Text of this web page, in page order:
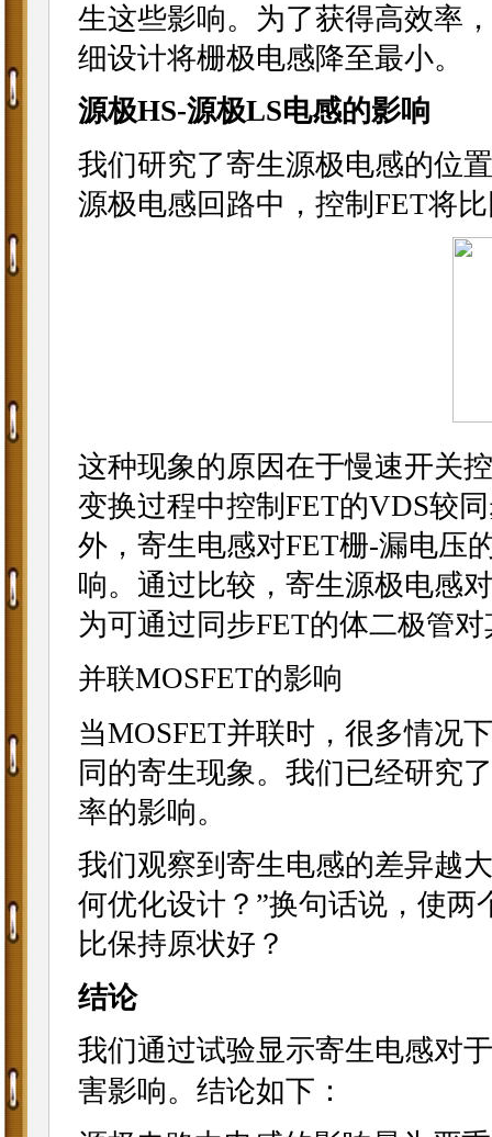
生这些影响。为了获得高效率
细设计将栅极电感降至最小。
源极HS-源极LS电感的影响
我们研究了寄生源极电感的位
源极电感回路中，控制FET将
这种现象的原因在于慢速开关
变换过程中控制FET的VDS较
外，寄生电感对FET栅-漏电压
响。通过比较，寄生源极电感
为可通过同步FET的体二极管对
并联MOSFET的影响
当MOSFET并联时，很多情况
同的寄生现象。我们已经研究
率的影响。
我们观察到寄生电感的差异越
何优化设计？”换句话说，使两
比保持原状好？
结论
我们通过试验显示寄生电感对
害影响。结论如下：